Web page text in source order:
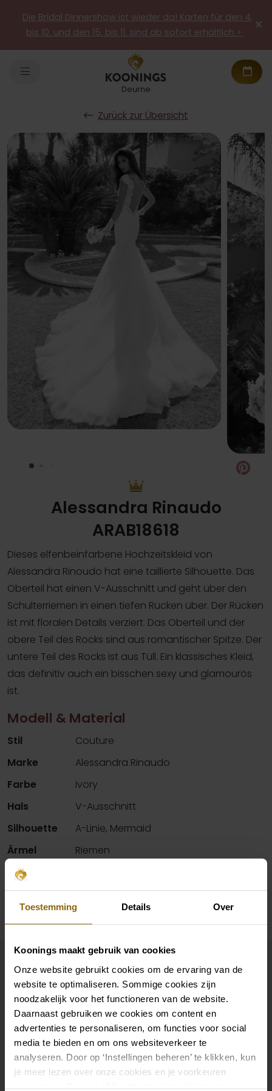
Toestemming Details Over
Koonings maakt gebruik van cookies
Onze website gebruikt cookies om de ervaring van de
website te optimaliseren. Sommige cookies zijn
noodzakelijk voor het functioneren van de website.
Daarnaast gebruiken we cookies om content en
advertenties te personaliseren, om functies voor social
media te bieden en om ons websiteverkeer te
analyseren. Door op ‘Instellingen beheren’ te klikken, kun
je meer lezen over onze cookies en je voorkeuren
aanpassen. Door op ‘Alles toestaan’ te klikken, ga je
Die Bridal Dinnershow ist wieder da! Karten für den 4.
bis 10. und den 15. bis 11. sind ab sofort erhältlich >
Deurne
Zurück zur Übersicht
Alessandra Rinaudo
ARAB18618
Dieses elfenbeinfarbene Hochzeitskleid von
Alessandra Rinoudo hat eine taillierte Silhouette. Das
Oberteil hat einen V-Ausschnitt und geht über den
Schulterriemen in einen tiefen Rücken über. Der Rücken
ist mit floralen Details verziert. Das Oberteil und der
obere Teil des Rocks sind aus romantischer Spitze. Der
untere Teil des Rocks ist aus Tüll. Ein klassisches Kleid,
das definitiv auch ein bisschen sexy und glamourös
ist.
Modell & Material
Stil
Couture
Marke
Alessandra Rinaudo
Farbe
Ivory
Hals
V-Ausschnitt
Silhouette
A-Linie, Mermaid
Ärmel
Riemen
Verfügbarkeit pro Geschäft
Vervollständigen Sie Ihren
Brautlook
Die perfekten Brautschuhe unter deinem
Hochzeitskleid, aber auch Ketten, Armbänder und
Ohrringe, die genau zu deinem Brautkleid passen, oder
ein wunderschöner Schleier, Haarband oder
Haarnadel für deine Brautfrisur: Dein Brautlook ist erst